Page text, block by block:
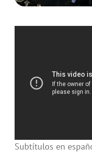
Subtítulos en